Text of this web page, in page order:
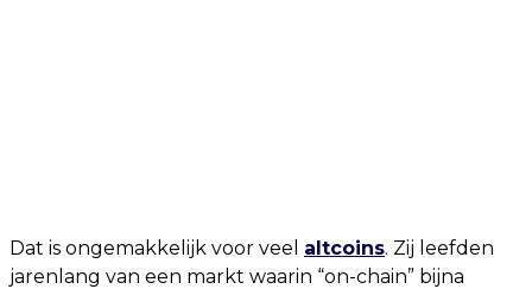
Dat is ongemakkelijk voor veel altcoins. Zij leefden
jarenlang van een markt waarin “on-chain” bijna